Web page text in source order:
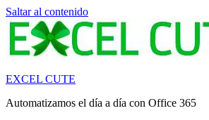
Saltar al contenido
EXCEL CUTE
Automatizamos el día a día con Office 365